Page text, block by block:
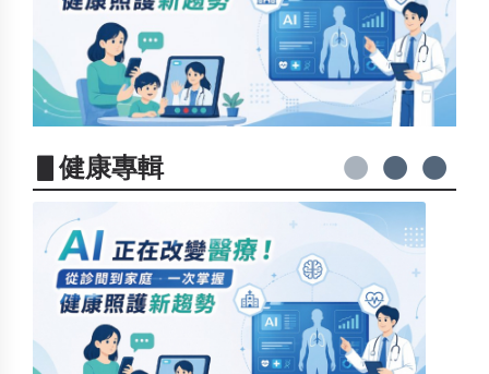
▋健康專輯